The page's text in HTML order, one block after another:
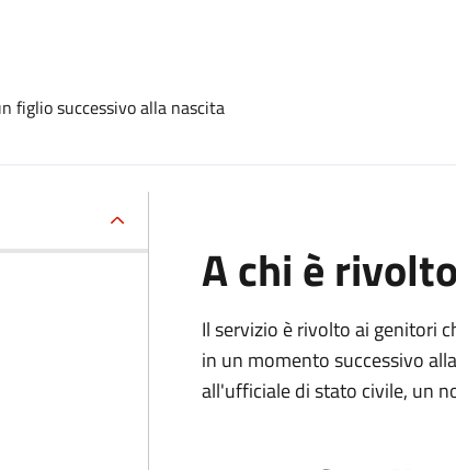
figlio successivo alla nascita
A chi è rivolto
Il servizio è rivolto ai genitori
in un momento successivo
all'ufficiale di stato civile, un